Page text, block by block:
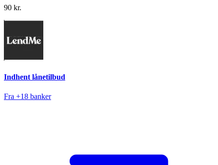
90 kr.
Indhent lånetilbud
Fra +18 banker